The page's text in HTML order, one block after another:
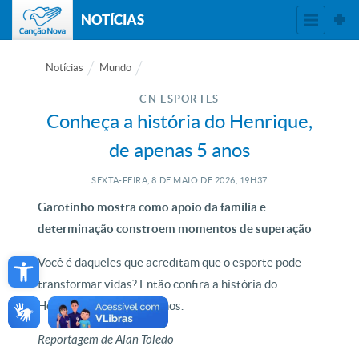
Open toolbar
NOTÍCIAS
Notícias Mundo
CN ESPORTES
Conheça a história do Henrique,
de apenas 5 anos
SEXTA-FEIRA, 8 DE MAIO DE 2026, 19H37
Garotinho mostra como apoio da família e
determinação constroem momentos de superação
Você é daqueles que acreditam que o esporte pode
transformar vidas? Então confira a história do
Henrique, de apenas 5 anos.
Reportagem de Alan Toledo